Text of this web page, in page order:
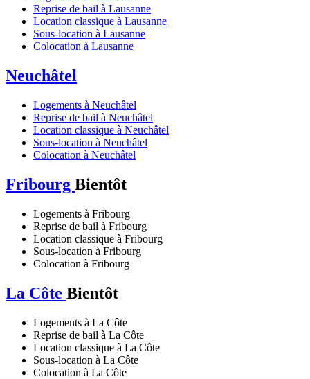
Reprise de bail à Lausanne
Location classique à Lausanne
Sous-location à Lausanne
Colocation à Lausanne
Neuchâtel
Logements à Neuchâtel
Reprise de bail à Neuchâtel
Location classique à Neuchâtel
Sous-location à Neuchâtel
Colocation à Neuchâtel
Fribourg Bientôt
Logements à Fribourg
Reprise de bail à Fribourg
Location classique à Fribourg
Sous-location à Fribourg
Colocation à Fribourg
La Côte Bientôt
Logements à La Côte
Reprise de bail à La Côte
Location classique à La Côte
Sous-location à La Côte
Colocation à La Côte